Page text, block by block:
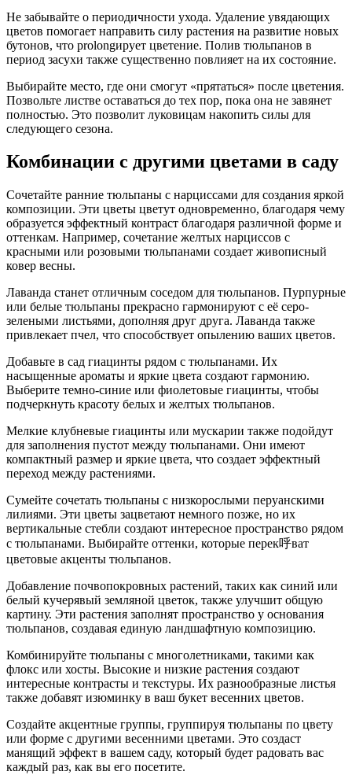
Не забывайте о периодичности ухода. Удаление увядающих
цветов помогает направить силу растения на развитие новых
бутонов, что prolongирует цветение. Полив тюльпанов в
период засухи также существенно повлияет на их состояние.
Выбирайте место, где они смогут «прятаться» после цветения.
Позвольте листве оставаться до тех пор, пока она не завянет
полностью. Это позволит луковицам накопить силы для
следующего сезона.
Комбинации с другими цветами в саду
Сочетайте ранние тюльпаны с нарциссами для создания яркой
композиции. Эти цветы цветут одновременно, благодаря чему
образуется эффектный контраст благодаря различной форме и
оттенкам. Например, сочетание желтых нарциссов с
красными или розовыми тюльпанами создает живописный
ковер весны.
Лаванда станет отличным соседом для тюльпанов. Пурпурные
или белые тюльпаны прекрасно гармонируют с её серо-
зелеными листьями, дополняя друг друга. Лаванда также
привлекает пчел, что способствует опылению ваших цветов.
Добавьте в сад гиацинты рядом с тюльпанами. Их
насыщенные ароматы и яркие цвета создают гармонию.
Выберите темно-синие или фиолетовые гиацинты, чтобы
подчеркнуть красоту белых и желтых тюльпанов.
Мелкие клубневые гиацинты или мускарии также подойдут
для заполнения пустот между тюльпанами. Они имеют
компактный размер и яркие цвета, что создает эффектный
переход между растениями.
Сумейте сочетать тюльпаны с низкорослыми перуанскими
лилиями. Эти цветы зацветают немного позже, но их
вертикальные стебли создают интересное пространство рядом
с тюльпанами. Выбирайте оттенки, которые перек呼ват
цветовые акценты тюльпанов.
Добавление почвопокровных растений, таких как синий или
белый кучерявый земляной цветок, также улучшит общую
картину. Эти растения заполнят пространство у основания
тюльпанов, создавая единую ландшафтную композицию.
Комбинируйте тюльпаны с многолетниками, такими как
флокс или хосты. Высокие и низкие растения создают
интересные контрасты и текстуры. Их разнообразные листья
также добавят изюминку в ваш букет весенних цветов.
Создайте акцентные группы, группируя тюльпаны по цвету
или форме с другими весенними цветами. Это создаст
манящий эффект в вашем саду, который будет радовать вас
каждый раз, как вы его посетите.